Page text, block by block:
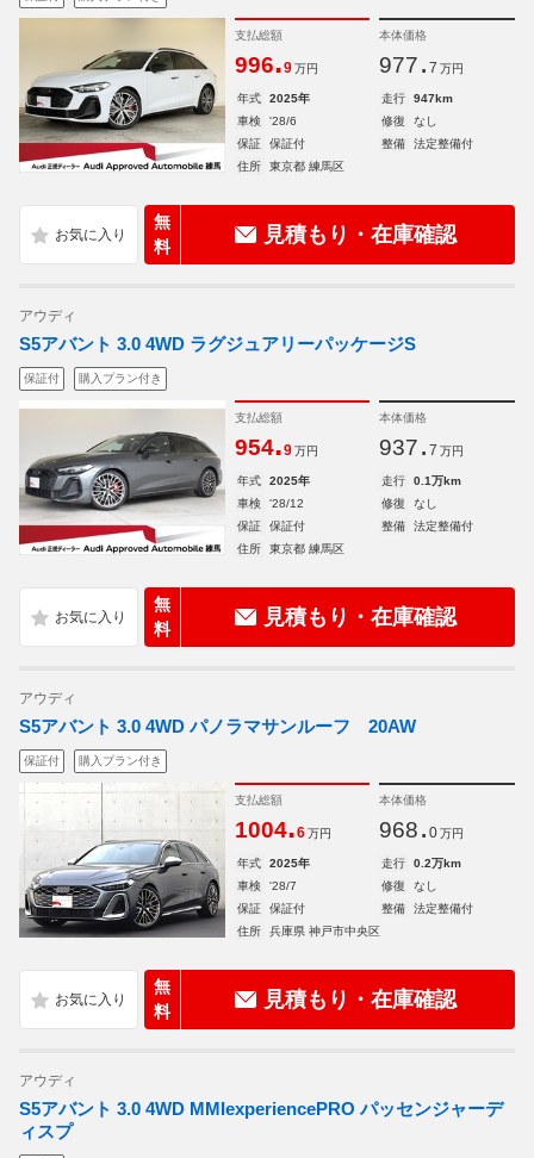
支払総額
996.9 万円
本体価格
977. 7 万円
年式 2025年 走行
947km
車検
'28/6 修復
なし
保証
保証付 整備
法定整備付
住所
東京都 練馬区
無
料
見積もり・在庫確認
アウディ
S5アバント 3.0 4WD ラグジュアリーパッケージS
保証付 購入プラン付き
支払総額
954.9 万円
本体価格
937. 7 万円
年式 2025年 走行
0.1万km
車検
'28/12 修復
なし
保証
保証付 整備
法定整備付
住所
東京都 練馬区
無
料
見積もり・在庫確認
アウディ
S5アバント 3.0 4WD パノラマサンルーフ 20AW
保証付 購入プラン付き
支払総額
1004.6 万円
本体価格
968. 0 万円
年式 2025年 走行
0.2万km
車検
'28/7 修復
なし
保証
保証付 整備
法定整備付
住所
兵庫県 神戸市中央区
無
料
見積もり・在庫確認
アウディ
S5アバント 3.0 4WD MMIexperiencePRO パッセンジャーデ
ィスプ